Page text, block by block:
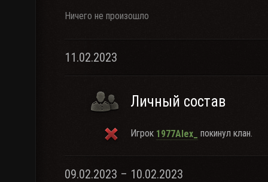
Ничего не произошло
11.02.2023
Личный состав
Игрок 1977Alex_ покинул клан.
09.02.2023 – 10.02.2023